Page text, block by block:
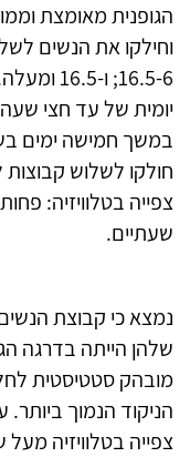
16.5-6;
יומית של עד חצי
במשך חמישה ימים
חולקו לשלוש
צפייה בטלוויזיה:
שעתיים.
נמצא כי קבוצת
שלהן הייתה בדרגה
מובהק סטטיסטית
הניקוד הנמוך